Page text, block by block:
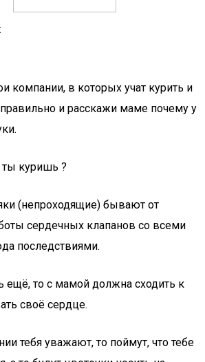
компании, в которых учат курить и
правильно и расскажи маме почему у
ты куришь ?
(непроходящие) бывают от
сердечных клапанов со всеми
последствиями.
ещё, то с мамой должна сходить к
своё сердце.
тебя уважают, то поймут, что тебе